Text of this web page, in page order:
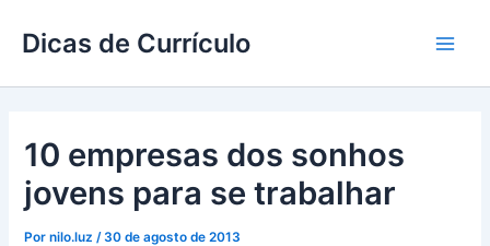
para
conteúdo
Dicas de Currículo
10 empresas dos sonhos
jovens para se trabalhar
Pornilo.luz /30 de agosto de 2013